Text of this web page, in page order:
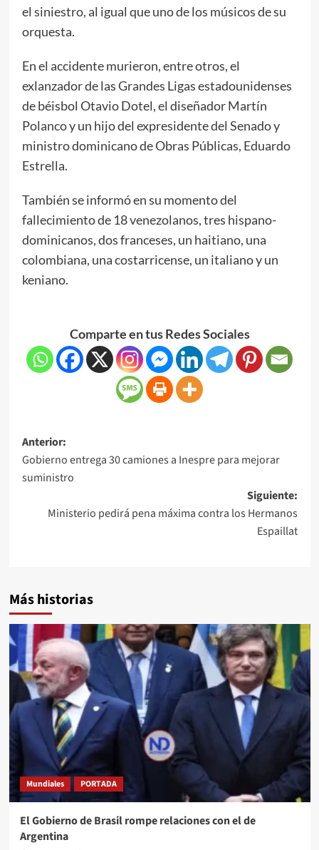
el siniestro, al igual que uno de los músicos de su
orquesta.
En el accidente murieron, entre otros, el
exlanzador de las Grandes Ligas estadounidenses
de béisbol Otavio Dotel, el diseñador Martín
Polanco y un hijo del expresidente del Senado y
ministro dominicano de Obras Públicas, Eduardo
Estrella.
También se informó en su momento del
fallecimiento de 18 venezolanos, tres hispano-
dominicanos, dos franceses, un haitiano, una
colombiana, una costarricense, un italiano y un
keniano.
Comparte en tus Redes Sociales
Anterior:
Gobierno entrega 30 camiones a Inespre para mejorar
suministro
Siguiente:
Ministerio pedirá pena máxima contra los Hermanos
Espaillat
Más historias
Mundiales PORTADA
El Gobierno de Brasil rompe relaciones con el de
Argentina